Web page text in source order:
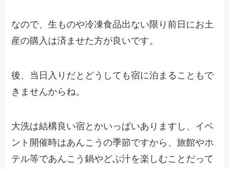
なので、生ものや冷凍食品出ない限り前日にお土
産の購入は済ませた方が良いです。
後、当日入りだとどうしても宿に泊まることもで
きませんからね。
大洗は結構良い宿とかいっぱいありますし、イベ
ント開催時はあんこうの季節ですから、旅館やホ
テル等であんこう鍋やどぶ汁を楽しむことだって